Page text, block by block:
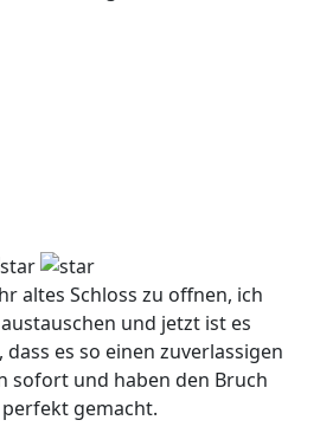
altes Schloss zu offnen, ich
und jetzt ist es
es so einen zuverlassigen
sofort und haben den Bruch
gemacht.